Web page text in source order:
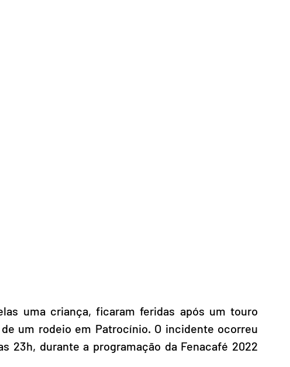
uma criança, ficaram feridas após um touro
um rodeio em Patrocínio. O incidente ocorreu
23h, durante a programação da Fenacafé 2022